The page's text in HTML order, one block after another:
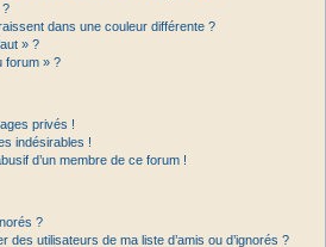
?
dans une couleur différente ?
» ?
forum » ?
privés !
indésirables !
d’un membre de ce forum !
?
des utilisateurs de ma liste d’amis ou d’ignorés ?